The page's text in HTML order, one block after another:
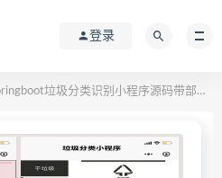
登录
垃圾分类识别小程序源码带部署文档